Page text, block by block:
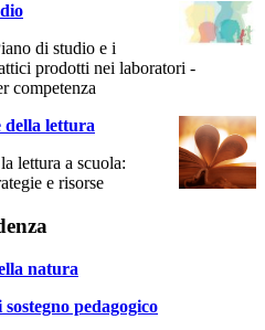
di studio e i
prodotti nei laboratori -
competenza
della lettura
lettura a scuola:
e risorse
natura
pedagogico